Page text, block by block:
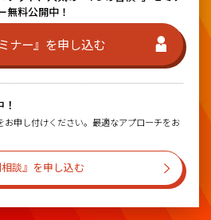
無料公開中！
ナー』を申し込む
お申し付けください。最適なアプローチをお
相談』を申し込む